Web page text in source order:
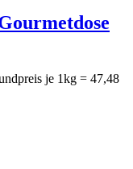
je 1kg = 47,48